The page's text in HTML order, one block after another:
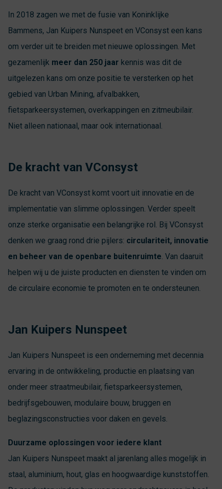
In 2018 zagen we met de fusie van Koninklijke
Bammens, Jan Kuipers Nunspeet en VConsyst een kans
om verder uit te breiden met nieuwe oplossingen. Met
gezamenlijk meer dan 250 jaar kennis was dit de
uitgelezen kans om onze positie te versterken op het
gebied van Urban Mining, afvalbakken,
fietsparkeersystemen, overkappingen en zitmeubilair.
Niet alleen nationaal, maar ook internationaal.
De kracht van VConsyst
De kracht van VConsyst komt voort uit innovatie en de
implementatie van slimme oplossingen. Verder speelt
onze sterke organisatie een belangrijke rol. Bij VConsyst
denken we graag rond drie pijlers: circulariteit, innovatie
en beheer van de openbare buitenruimte. Van daaruit
helpen wij u de juiste producten en diensten te vinden om
de circulaire economie te promoten en te ondersteunen.
Jan Kuipers Nunspeet
Jan Kuipers Nunspeet is een onderneming met decennia
ervaring in de ontwikkeling, productie en plaatsing van
onder meer straatmeubilair, fietsparkeersystemen,
bedrijfsgebouwen, modulaire bouw, bruggen en
beglazingsconstructies voor daken en gevels.
Duurzame oplossingen voor iedere klant
Jan Kuipers Nunspeet maakt al jarenlang alles mogelijk in
staal, aluminium, hout, glas en hoogwaardige kunststoffen.